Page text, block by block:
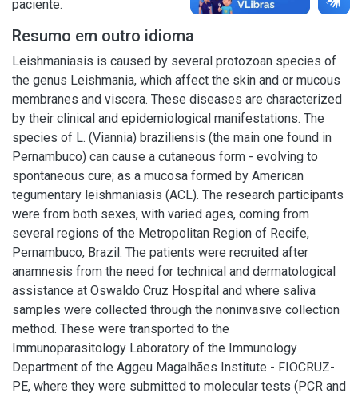
paciente.
Resumo em outro idioma
Leishmaniasis is caused by several protozoan species of
the genus Leishmania, which affect the skin and or mucous
membranes and viscera. These diseases are characterized
by their clinical and epidemiological manifestations. The
species of L. (Viannia) braziliensis (the main one found in
Pernambuco) can cause a cutaneous form - evolving to
spontaneous cure; as a mucosa formed by American
tegumentary leishmaniasis (ACL). The research participants
were from both sexes, with varied ages, coming from
several regions of the Metropolitan Region of Recife,
Pernambuco, Brazil. The patients were recruited after
anamnesis from the need for technical and dermatological
assistance at Oswaldo Cruz Hospital and where saliva
samples were collected through the noninvasive collection
method. These were transported to the
Immunoparasitology Laboratory of the Immunology
Department of the Aggeu Magalhães Institute - FIOCRUZ-
PE, where they were submitted to molecular tests (PCR and